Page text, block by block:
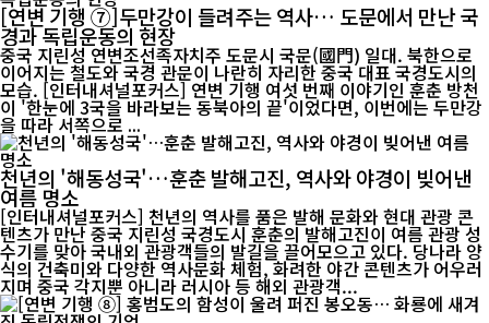
[연변 기행 ⑦]두만강이 들려주는 역사… 도문에서 만난 국
경과 독립운동의 현장
중국 지린성 연변조선족자치주 도문시 국문(國門) 일대. 북한으로
이어지는 철도와 국경 관문이 나란히 자리한 중국 대표 국경도시의
모습. [인터내셔널포커스] 연변 기행 여섯 번째 이야기인 훈춘 방천
이 '한눈에 3국을 바라보는 동북아의 끝'이었다면, 이번에는 두만강
을 따라 서쪽으로 ...
천년의 '해동성국'…훈춘 발해고진, 역사와 야경이 빚어낸
여름 명소
[인터내셔널포커스] 천년의 역사를 품은 발해 문화와 현대 관광 콘
텐츠가 만난 중국 지린성 국경도시 훈춘의 발해고진이 여름 관광 성
수기를 맞아 국내외 관광객들의 발길을 끌어모으고 있다. 당나라 양
식의 건축미와 다양한 역사문화 체험, 화려한 야간 콘텐츠가 어우러
지며 중국 각지뿐 아니라 러시아 등 해외 관광객...